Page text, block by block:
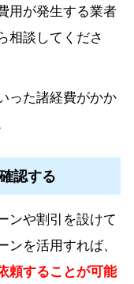
用が発生する業者
相談してくださ
った諸経費がかか
認する
ンや割引を設けて
を活用すれば、
頼することが可能